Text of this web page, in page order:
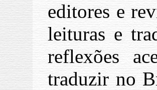
editores e
leituras e
reflexões
traduzir no